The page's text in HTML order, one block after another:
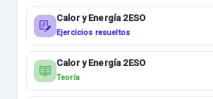
Calor y Energía 2ESO
Ejercicios resueltos
Calor y Energía 2ESO
Teoría